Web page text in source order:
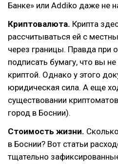
Банке» или Addiko даже не
Криптовалюта. Крипта
рассчитываться ей с
через границы. Правда при
подписать бумагу, что вы
криптой. Однако у этого
юридическая сила. А еще
существовании
город в Боснии).
Стоимость жизни.
в Боснии? Вот статьи
тщательно